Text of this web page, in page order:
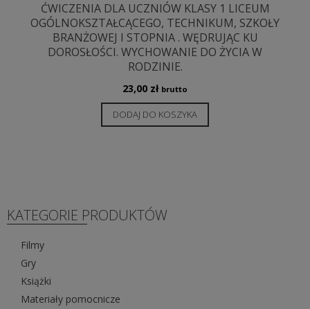
ĆWICZENIA DLA UCZNIÓW KLASY 1 LICEUM
OGÓLNOKSZTAŁCĄCEGO, TECHNIKUM, SZKOŁY
BRANŻOWEJ I STOPNIA . WĘDRUJĄC KU
DOROSŁOŚCI. WYCHOWANIE DO ŻYCIA W
RODZINIE.
23,00 zł brutto
DODAJ DO KOSZYKA
KATEGORIE PRODUKTÓW
Filmy
Gry
Książki
Materiały pomocnicze